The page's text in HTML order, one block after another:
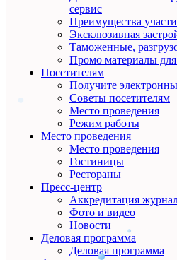
сервис
Преимущества
Эксклюзивная
Таможенные,
Промо материалы для
Посетителям
Получите
Советы посетителям
Место проведения
Режим работы
Место проведения
Место проведения
Гостиницы
Рестораны
Пресс-центр
Аккредитация
Фото и видео
Новости
Деловая программа
Деловая программа